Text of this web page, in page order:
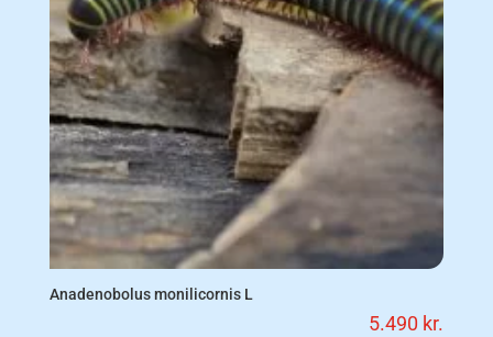
Anadenobolus monilicornis L
5.490 kr.